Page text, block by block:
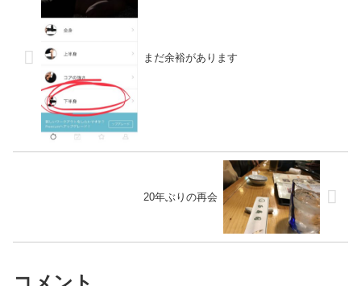
まだ余裕があります
20年ぶりの再会